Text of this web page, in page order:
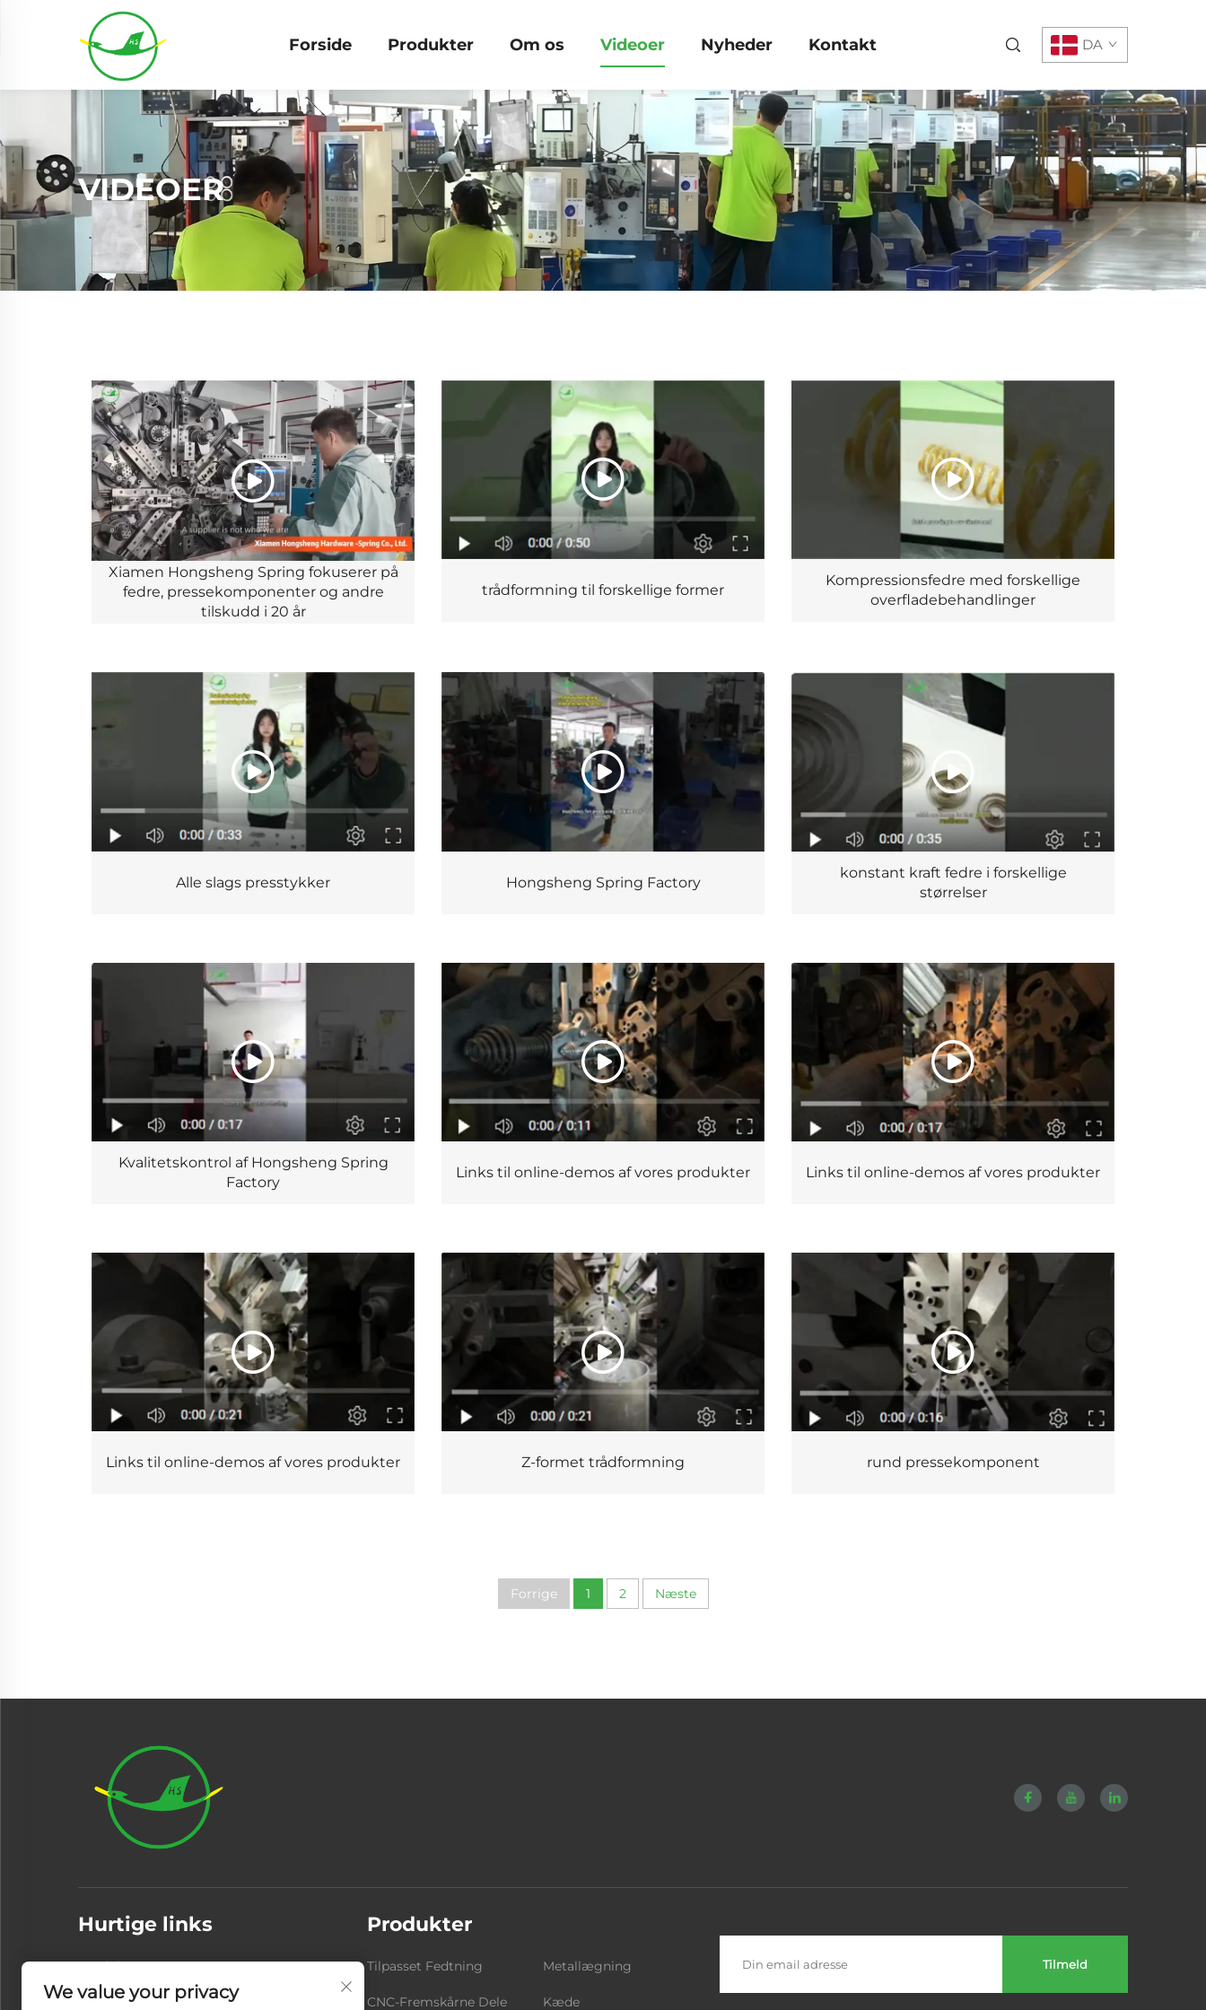
Forside Produkter Om os Videoer Nyheder Kontakt DA
VIDEOER
Xiamen Hongsheng Spring fokuserer på
fedre, pressekomponenter og andre
tilskudd i 20 år
trådformning til forskellige former
Kompressionsfedre med forskellige
overfladebehandlinger
Alle slags presstykker Hongsheng Spring Factory
konstant kraft fedre i forskellige
størrelser
Kvalitetskontrol af Hongsheng Spring
Factory
Links til online-demos af vores produkter Links til online-demos af vores produkter
Links til online-demos af vores produkter Z-formet trådformning rund pressekomponent
Forrige 1 2 Næste
Hurtige links
Produkter Om os
Videoer Nyheder
Produkter
Tilpasset Fedtning Metallægning
CNC-Fremskårne Dele Kæde
Tilmeld
We value your privacy